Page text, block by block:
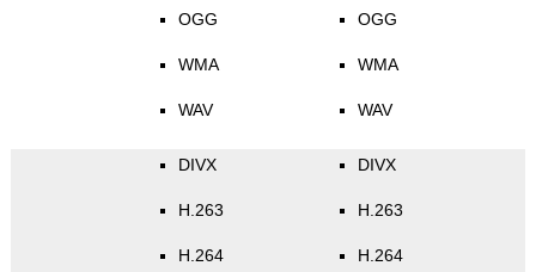
OGG
WMA
WAV
OGG
WMA
WAV
DIVX
H.263
H.264
DIVX
H.263
H.264